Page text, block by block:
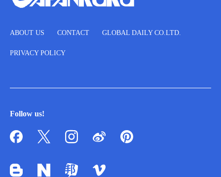
ABOUT US CONTACT GLOBAL DAILY CO.LTD.
PRIVACY POLICY
Follow us!